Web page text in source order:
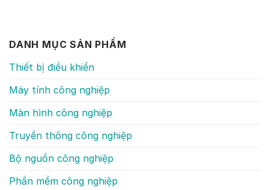
DANH MỤC SẢN PHẨM
Thiết bị điều khiển
Máy tính công nghiệp
Màn hình công nghiệp
Truyền thông công nghiệp
Bộ nguồn công nghiệp
Phần mềm công nghiệp